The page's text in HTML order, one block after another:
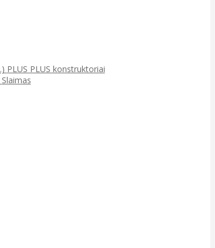
PLUS PLUS konstruktoriai
Slaimas